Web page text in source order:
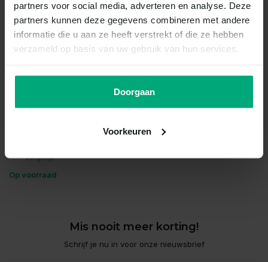
partners voor social media, adverteren en analyse. Deze
partners kunnen deze gegevens combineren met andere
informatie die u aan ze heeft verstrekt of die ze hebben
verzameld op basis van uw gebruik van hun services.
Doorgaan
Voorkeuren
Vergelijk
Op voorraad
Mis nooit meer korting!
Schrijf je nu in voor onze nieuwsbrief